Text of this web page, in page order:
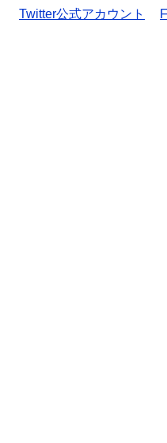
Twitter公式アカウント